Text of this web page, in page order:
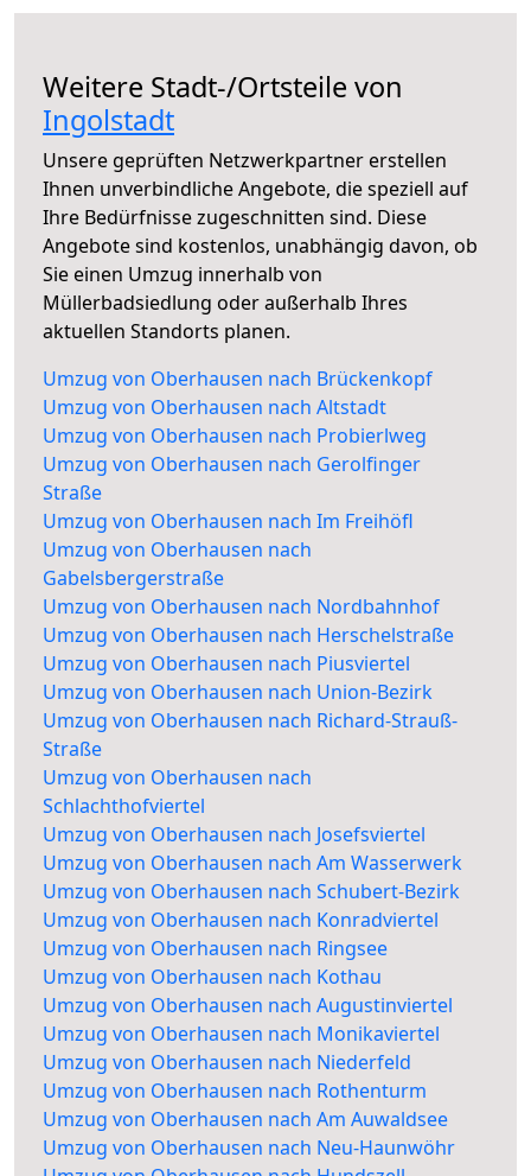
Weitere Stadt-/Ortsteile von
Ingolstadt
Unsere geprüften Netzwerkpartner erstellen
Ihnen unverbindliche Angebote, die speziell auf
Ihre Bedürfnisse zugeschnitten sind. Diese
Angebote sind kostenlos, unabhängig davon, ob
Sie einen Umzug innerhalb von
Müllerbadsiedlung oder außerhalb Ihres
aktuellen Standorts planen.
Umzug von Oberhausen nach Brückenkopf
Umzug von Oberhausen nach Altstadt
Umzug von Oberhausen nach Probierlweg
Umzug von Oberhausen nach Gerolfinger
Straße
Umzug von Oberhausen nach Im Freihöfl
Umzug von Oberhausen nach
Gabelsbergerstraße
Umzug von Oberhausen nach Nordbahnhof
Umzug von Oberhausen nach Herschelstraße
Umzug von Oberhausen nach Piusviertel
Umzug von Oberhausen nach Union-Bezirk
Umzug von Oberhausen nach Richard-Strauß-
Straße
Umzug von Oberhausen nach
Schlachthofviertel
Umzug von Oberhausen nach Josefsviertel
Umzug von Oberhausen nach Am Wasserwerk
Umzug von Oberhausen nach Schubert-Bezirk
Umzug von Oberhausen nach Konradviertel
Umzug von Oberhausen nach Ringsee
Umzug von Oberhausen nach Kothau
Umzug von Oberhausen nach Augustinviertel
Umzug von Oberhausen nach Monikaviertel
Umzug von Oberhausen nach Niederfeld
Umzug von Oberhausen nach Rothenturm
Umzug von Oberhausen nach Am Auwaldsee
Umzug von Oberhausen nach Neu-Haunwöhr